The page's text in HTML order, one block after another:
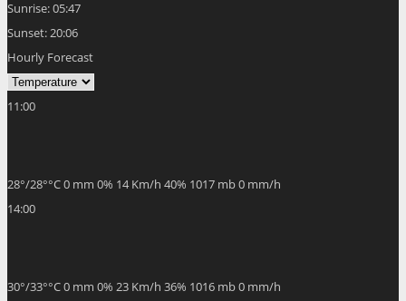
Sunrise:05:47
Sunset:20:06
Hourly Forecast
11:00
28°/28°°C0 mm 0% 14 Km/h 40% 1017 mb0 mm/h
14:00
30°/33°°C0 mm 0% 23 Km/h 36% 1016 mb0 mm/h